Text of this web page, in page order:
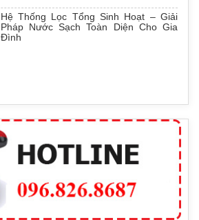
Hệ Thống Lọc Tổng Sinh Hoạt – Giải
Pháp Nước Sạch Toàn Diện Cho Gia
Đình